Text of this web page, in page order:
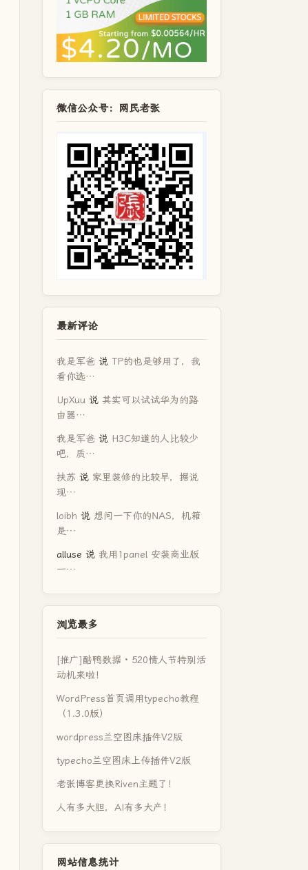
微信公众号：网民老张
最新评论
我是军爸 说 TP的也是够用了，我
看你选…
UpXuu 说 其实可以试试华为的路
由器…
我是军爸 说 H3C知道的人比较少
吧，质…
扶苏 说 家里装修的比较早，据说
现…
loibh 说 想问一下你的NAS，机箱
是…
alluse 说 我用1panel 安装商业版
一…
浏览最多
[推广]酷鸭数据 · 520情人节特别活
动机来啦！
WordPress首页调用typecho教程
（1.3.0版）
wordpress兰空图床插件V2版
typecho兰空图床上传插件V2版
老张博客更换Riven主题了！
人有多大胆，AI有多大产！
网站信息统计